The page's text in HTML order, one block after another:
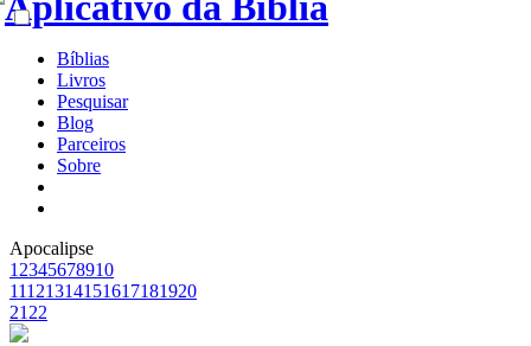
Bíblias
Livros
Pesquisar
Blog
Parceiros
Sobre
Apocalipse
1 2345678910
11121314151617181920
21 22